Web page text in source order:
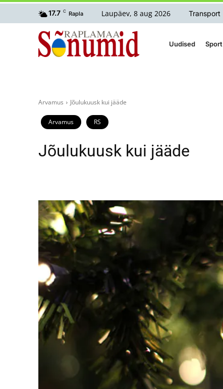
17.7 C Rapla Laupäev, 8 aug 2026 Transport
Uudised Sport
Arvamus Jõulukuusk kui jääde
Arvamus RS
Jõulukuusk kui jääde